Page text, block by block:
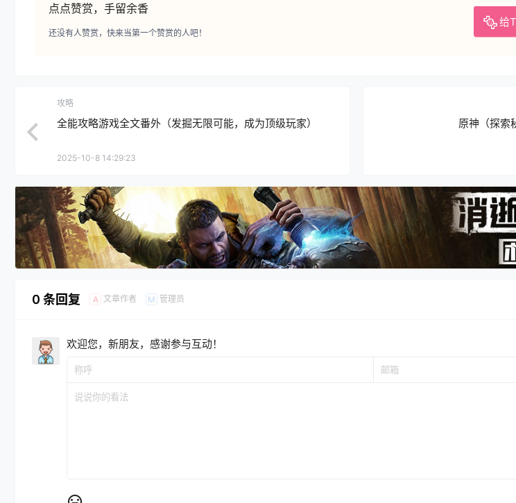
点点赞赏，手留余香
给
还没有人赞赏，快来当第一个赞赏的人吧！
攻略
全能攻略游戏全文番外（发掘无限可能，成为顶级玩家）
2025-10-8 14:29:23
原神（探索
0 条回复 A 文章作者 M 管理员
欢迎您，新朋友，感谢参与互动！